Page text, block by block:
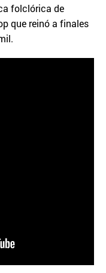
folclórica de
que reinó a finales